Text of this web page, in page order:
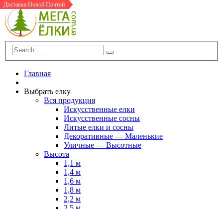
Главная
Выбрать елку
Вся продукция
Искусственные елки
Искусственные сосны
Литые елки и сосны
Декоративные — Маленькие
Уличные — Высотные
Высота
1,1 м
1,4 м
1,6 м
1,8 м
2,2 м
Доставка Новой Почтой
Доставка Новой Почтой
Доставка Новой Почтой
В Шоу-Руме
Доставка Новой Почтой
В Шоу-Руме
Доставка Новой Почтой